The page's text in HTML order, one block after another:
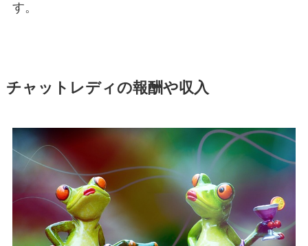
す。
チャットレディの報酬や収入